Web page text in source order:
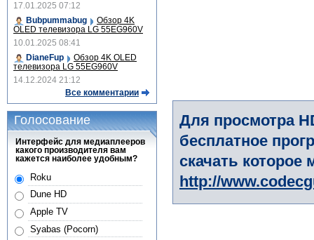
Для просмотра
бесплатное
скачать
http://
17.01.2025 07:12
Bubpummabug
Обзор 4K
OLED телевизора LG 55EG960V
10.01.2025 08:41
DianeFup
Обзор 4K OLED
телевизора LG 55EG960V
14.12.2024 21:12
Все комментарии
Голосование
Интерфейс для медиаплееров
какого производителя вам
кажется наиболее удобным?
Roku
Dune HD
Apple TV
Syabas (Pocorn)